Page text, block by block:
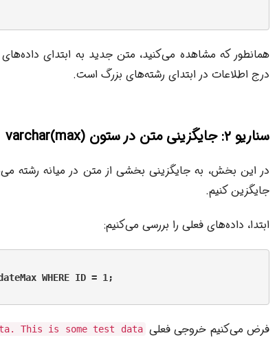
همانطور که مشاهده می‌کنید، متن جدید به ابتدای
درج اطلاعات در ابتدای رشته‌های بزرگ است.
سناریو ۲: جایگزینی متن در ستون varchar(max)
جایگزین کنیم.
ابتدا، داده‌های فعلی را بررسی می‌کنیم:
WHERE ID = 1;
فرض می‌کنیم خروجی فعلی This is some test data.